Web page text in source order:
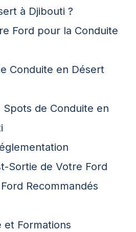
à Djibouti ?
Ford pour la Conduite
Conduite en Désert
Spots de Conduite en
Sortie de Votre Ford
Recommandés
et Formations